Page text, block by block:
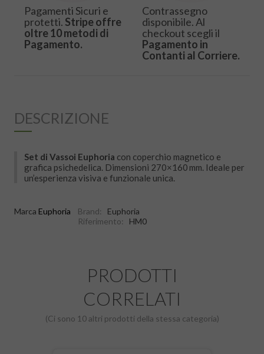
Pagamenti Sicuri e
protetti. Stripe offre
oltre 10 metodi di
Pagamento.
Contrassegno
disponibile. Al
checkout scegli il
Pagamento in
Contanti al Corriere.
DESCRIZIONE
Set di Vassoi Euphoria con coperchio magnetico e
grafica psichedelica. Dimensioni 270×160 mm. Ideale per
un’esperienza visiva e funzionale unica.
Marca Euphoria Brand:
Euphoria
Riferimento:
HM0
PRODOTTI
CORRELATI
(Ci sono 10 altri prodotti della stessa categoria)